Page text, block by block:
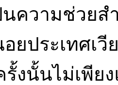
นความช่วย
ยประเทศเ
รั้งนั้นไม่เพี